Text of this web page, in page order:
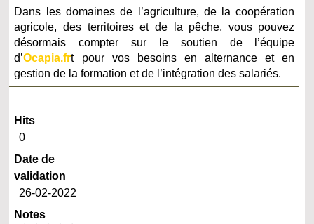
Dans les domaines de l’agriculture, de la coopération
agricole, des territoires et de la pêche, vous pouvez
désormais compter sur le soutien de l’équipe
d’Ocapia.frt pour vos besoins en alternance et en
gestion de la formation et de l’intégration des salariés.
Hits
0
Date de
validation
26-02-2022
Notes